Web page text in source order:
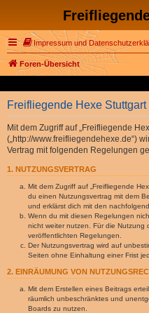
Impressum und
Foren-Übersicht
Freifliegende Hexe
Mit dem Zugriff auf „Freifliegende
(„http://www.freifliegendehexe.de“)
Vertrag mit folgenden Regelungen
1. NUTZUNGSVERTRAG
Mit dem Zugriff auf „Freifliegende
du einen Nutzungsvertrag mit dem
und erklärst dich mit den
Wenn du mit diesen Regelungen
nicht weiter nutzen. Für die Nutzung
veröffentlichten Regelungen.
Der Nutzungsvertrag wird auf
Seiten ohne Einhaltung einer Frist
2. EINRÄUMUNG VON
Mit dem Erstellen eines Beitrags
räumlich unbeschränktes und
Boards zu nutzen.